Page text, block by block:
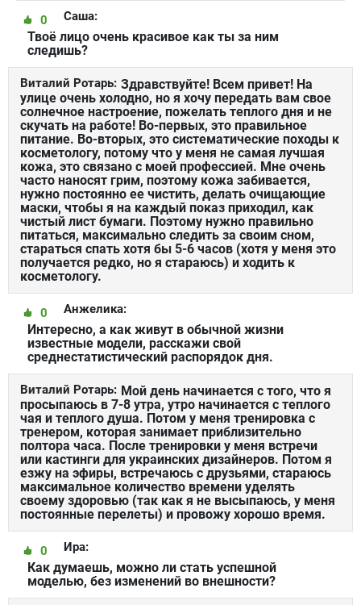
Саша:
0
Твоё лицо очень красивое как ты за ним
следишь?
Виталий Ротарь: Здравствуйте! Всем привет! На
улице очень холодно, но я хочу передать вам свое
солнечное настроение, пожелать теплого дня и не
скучать на работе! Во-первых, это правильное
питание. Во-вторых, это систематические походы к
косметологу, потому что у меня не самая лучшая
кожа, это связано с моей профессией. Мне очень
часто наносят грим, поэтому кожа забивается,
нужно постоянно ее чистить, делать очищающие
маски, чтобы я на каждый показ приходил, как
чистый лист бумаги. Поэтому нужно правильно
питаться, максимально следить за своим сном,
стараться спать хотя бы 5-6 часов (хотя у меня это
получается редко, но я стараюсь) и ходить к
косметологу.
Анжелика:
0
Интересно, а как живут в обычной жизни
известные модели, расскажи свой
среднестатистический распорядок дня.
Виталий Ротарь: Мой день начинается с того, что я
просыпаюсь в 7-8 утра, утро начинается с теплого
чая и теплого душа. Потом у меня тренировка с
тренером, которая занимает приблизительно
полтора часа. После тренировки у меня встречи
или кастинги для украинских дизайнеров. Потом я
езжу на эфиры, встречаюсь с друзьями, стараюсь
максимальное количество времени уделять
своему здоровью (так как я не высыпаюсь, у меня
постоянные перелеты) и провожу хорошо время.
Ира:
0
Как думаешь, можно ли стать успешной
моделью, без изменений во внешности?